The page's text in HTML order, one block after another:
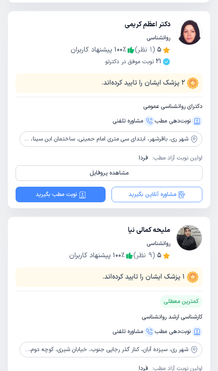
دکتر اعظم کریمی
روانشناسی
5
(
1 نظر) 100٪
پیشنهاد کاربران
21 نوبت موفق در دکترتو
2 پزشک ایشان را تایید کرده‌اند.
دکترای روانشناسی عمومی
نوبت‌دهی مطب
مشاوره‌ تلفنی
شهر ری، باقرشهر، ابتدای سی متری امام حمینی، ساختمان ابن سینا، طبقه اول، واحد 1
اولین نوبت آزاد مطب: فردا
مشاهده پروفایل
مشاوره آنلاین بگیرید نوبت مطب بگیرید
ملیحه کمالی نیا
روانشناسی
5
(
9 نظر) 100٪ پیشنهاد کاربران
1 پزشک ایشان را تایید کرده‌اند.
کمترین معطلی
کارشناسی ارشد روانشناسی
نوبت‌دهی مطب
مشاوره‌ تلفنی
شهر ری، سیزده آبان، کنار گذر رجایی جنوب، خیابان شیری، کوچه دوم، کوچه شهریور 2 شرقی، پلاک 26، طبقه 2
اولین نوبت آزاد مطب: فردا